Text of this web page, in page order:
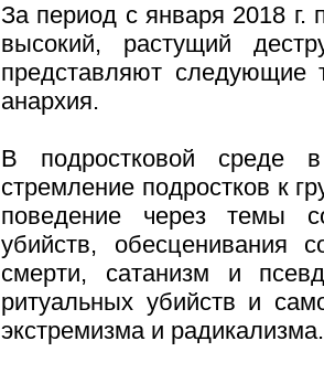
За период с января 2018 г.
высокий, растущий
представляют следующие
анархия.
В подростковой среде
стремление подростков к
поведение через темы
убийств, обесценивания
смерти, сатанизм и
ритуальных убийств и
экстремизма и радикализма.